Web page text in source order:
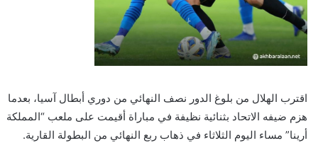
اقترب الهلال من بلوغ الدور نصف النهائي من دوري أبطال آسيا، بعدما
هزم ضيفه الاتحاد بثنائية نظيفة في مباراة أقيمت على ملعب “المملكة
أرينا” مساء اليوم الثلاثاء في ذهاب ربع النهائي من البطولة القارية.